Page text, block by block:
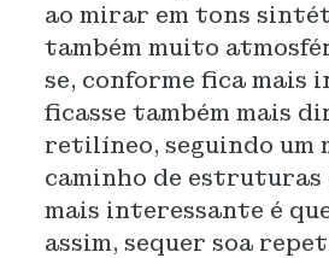
ao mirar em tons
também muito
se, conforme fica mais
ficasse também mais
retilíneo, seguindo um
caminho de estruturas
mais interessante é
assim, sequer soa